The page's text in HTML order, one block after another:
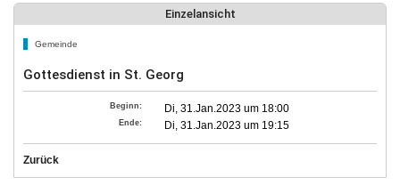
Einzelansicht
Gemeinde
Gottesdienst in St. Georg
Beginn: Di, 31.Jan.2023 um 18:00
Ende: Di, 31.Jan.2023 um 19:15
Zurück